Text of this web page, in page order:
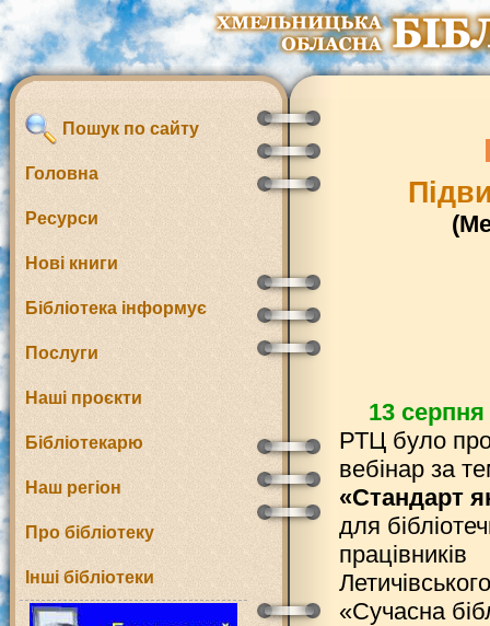
Пошук по сайту
Головна
Ресурси
Нові книги
Бібліотека інформує
Послуги
Наші проєкти
Бібліотекарю
Наш регіон
Про бібліотеку
Інші бібліотеки
13 серпня
РТЦ було
вебінар за
«Стандарт
для
працівників
«Сучасна